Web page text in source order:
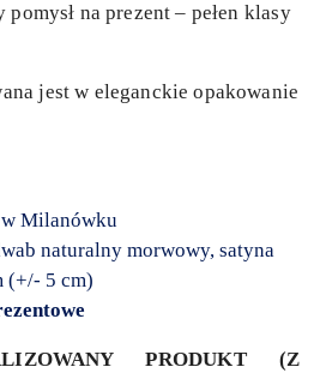
na prezent – pełen klasy
jest w eleganckie opakowanie
Milanówku
naturalny morwowy, satyna
(+/- 5 cm)
PRODUKT (Z